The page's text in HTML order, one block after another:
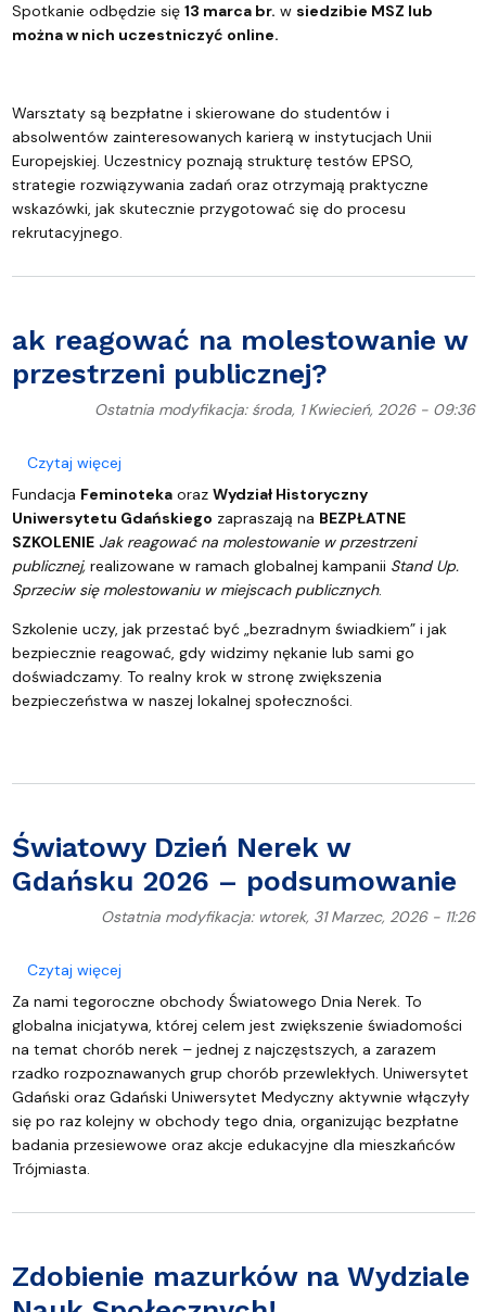
Spotkanie odbędzie się 13 marca br. w siedzibie MSZ lub
można w nich uczestniczyć online.
Warsztaty są bezpłatne i skierowane do studentów i
absolwentów zainteresowanych karierą w instytucjach Unii
Europejskiej. Uczestnicy poznają strukturę testów EPSO,
strategie rozwiązywania zadań oraz otrzymają praktyczne
wskazówki, jak skutecznie przygotować się do procesu
rekrutacyjnego.
ak reagować na molestowanie w
przestrzeni publicznej?
Ostatnia modyfikacja: środa, 1 Kwiecień, 2026 - 09:36
Czytaj więcejo ak reagować na molestowanie w przestrzeni
Fundacja Feminotekaoraz Wydział Historyczny
Uniwersytetu Gdańskiego zapraszają na BEZPŁATNE
SZKOLENIE Jak reagować na molestowanie w przestrzeni
publicznej, realizowane w ramach globalnej kampanii Stand Up.
Sprzeciw się molestowaniu w miejscach publicznych.
Szkolenie uczy, jak przestać być „bezradnym świadkiem” i jak
bezpiecznie reagować, gdy widzimy nękanie lub sami go
doświadczamy. To realny krok w stronę zwiększenia
bezpieczeństwa w naszej lokalnej społeczności.
Światowy Dzień Nerek w
Gdańsku 2026 – podsumowanie
Ostatnia modyfikacja: wtorek, 31 Marzec, 2026 - 11:26
Czytaj więcejo Światowy Dzień Nerek w Gdańsku 2026 –
Za nami tegoroczne obchody Światowego Dnia Nerek. To
globalna inicjatywa, której celem jest zwiększenie świadomości
na temat chorób nerek – jednej z najczęstszych, a zarazem
rzadko rozpoznawanych grup chorób przewlekłych. Uniwersytet
Gdański oraz Gdański Uniwersytet Medyczny aktywnie włączyły
się po raz kolejny w obchody tego dnia, organizując bezpłatne
badania przesiewowe oraz akcje edukacyjne dla mieszkańców
Trójmiasta.
Zdobienie mazurków na Wydziale